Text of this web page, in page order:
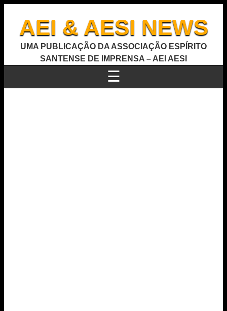
AEI & AESI NEWS
UMA PUBLICAÇÃO DA ASSOCIAÇÃO ESPÍRITO
SANTENSE DE IMPRENSA – AEI AESI
☰